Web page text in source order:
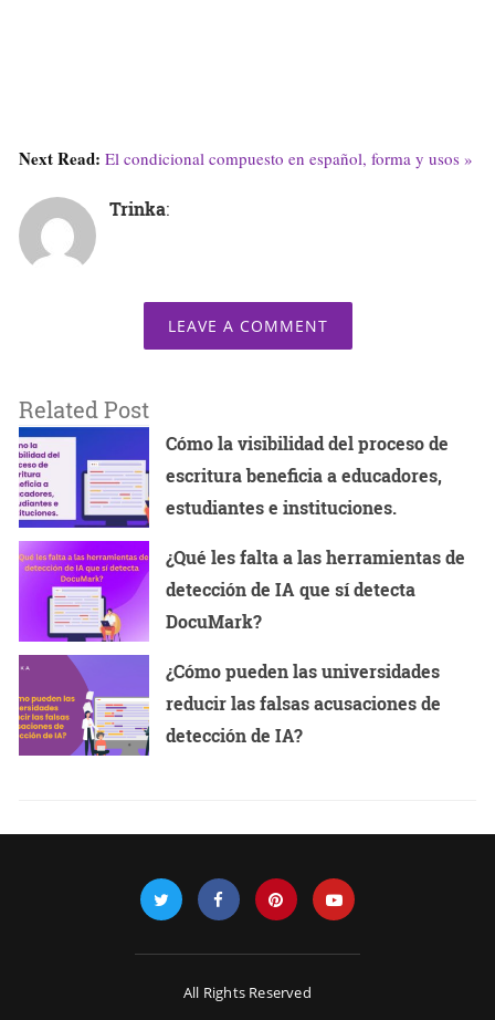
Next Read: El condicional compuesto en español, forma y usos »
Trinka:
LEAVE A COMMENT
Related Post
Cómo la visibilidad del proceso de
escritura beneficia a educadores,
estudiantes e instituciones.
¿Qué les falta a las herramientas de
detección de IA que sí detecta
DocuMark?
¿Cómo pueden las universidades
reducir las falsas acusaciones de
detección de IA?
All Rights Reserved